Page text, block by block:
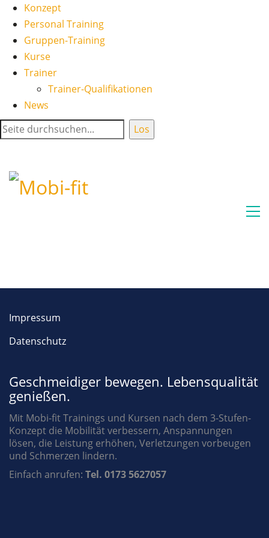
Konzept
Personal Training
Gruppen-Training
Kurse
Trainer
Trainer-Qualifikationen
News
Impressum
Datenschutz
Geschmeidiger bewegen. Lebensqualität
genießen.
Mit Mobi-fit Trainings und Kursen nach dem 3-Stufen-
Konzept die Mobilität verbessern, Anspannungen
lösen, die Leistung erhöhen, Verletzungen vorbeugen
und Schmerzen lindern.
Einfach anrufen: Tel. 0173 5627057